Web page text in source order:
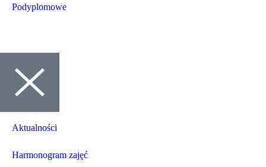
Podyplomowe
Aktualności
Harmonogram zajęć